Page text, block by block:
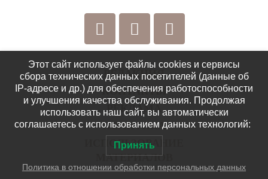
РЕДАКЦИЯ
КОНТАКТЫ
РЕКЛАМА
ПОЛИТИКА
ИСПОЛЬЗОВАНИЕ
МАТЕРИАЛОВ
Этот сайт использует файлы cookies и сервисы
сбора технических данных посетителей (данные об
IP-адресе и др.) для обеспечения работоспособности
и улучшения качества обслуживания. Продолжая
использовать наш сайт, вы автоматически
соглашаетесь с использованием данных технологий:
Принять
Политика в отношении обработки персональных данных